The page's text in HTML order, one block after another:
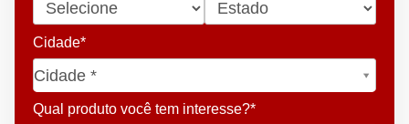
Cidade*
Cidade *
Cidade*
Qual produto você tem interesse?*